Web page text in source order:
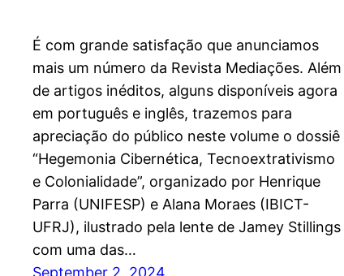
É com grande satisfação que anunciamos
mais um número da Revista Mediações. Além
de artigos inéditos, alguns disponíveis agora
em português e inglês, trazemos para
apreciação do público neste volume o dossiê
“Hegemonia Cibernética, Tecnoextrativismo
e Colonialidade”, organizado por Henrique
Parra (UNIFESP) e Alana Moraes (IBICT-
UFRJ), ilustrado pela lente de Jamey Stillings
com uma das…
September 2, 2024